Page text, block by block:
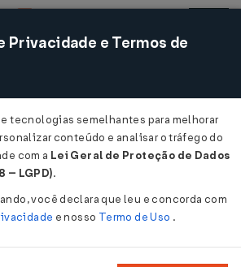
Acessar
ICMS Nº 136 DE
Privacidade e Termos de
tecnologias semelhantes para melhorar
conteúdo e analisar o tráfego do
com a Lei Geral de Proteção de Dados
– LGPD).
você declara que leu e concorda com
e nosso Termo de Uso .